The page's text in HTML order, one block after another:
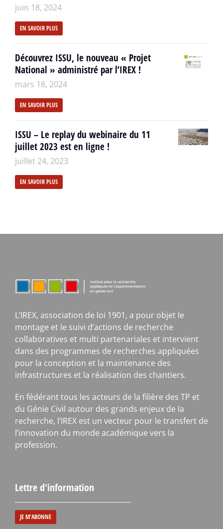
juin 18, 2024
EN SAVOIR PLUS
Découvrez ISSU, le nouveau « Projet
National » administré par l’IREX !
mars 18, 2024
EN SAVOIR PLUS
ISSU – Le replay du webinaire du 11
juillet 2023 est en ligne !
juillet 24, 2023
EN SAVOIR PLUS
L’IREX, association de loi 1901, a pour objet le
montage et le suivi d’actions de recherche
collaboratives et multi partenariales et intervient
dans des programmes de recherches appliquées
pour la conception et la maintenance des
infrastructures et la réalisation des chantiers.
En fédérant tous les acteurs de la filière des TP et
du Génie Civil autour des grands enjeux de la
recherche, l’IREX est un vecteur pour le transfert de
l’innovation du monde académique vers la
profession.
Lettre d'information
JE M'ABONNE